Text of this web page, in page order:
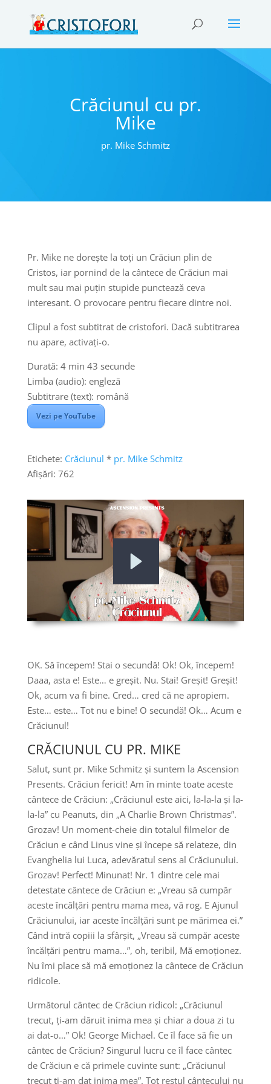
Crăciunul cu pr.
Mike
pr. Mike Schmitz
Pr. Mike ne dorește la toți un Crăciun plin de
Cristos, iar pornind de la cântece de Crăciun mai
mult sau mai puțin stupide punctează ceva
interesant. O provocare pentru fiecare dintre noi.
Clipul a fost subtitrat de cristofori. Dacă subtitrarea
nu apare, activați-o.
Durată: 4 min 43 secunde
Limba (audio): engleză
Subtitrare (text): română
Vezi pe YouTube
Etichete: Crăciunul * pr. Mike Schmitz
Afișări: 762
OK. Să începem! Stai o secundă! Ok! Ok, începem!
Daaa, asta e! Este… e greșit. Nu. Stai! Greșit! Greșit!
Ok, acum va fi bine. Cred… cred că ne apropiem.
Este… este… Tot nu e bine! O secundă! Ok… Acum e
Crăciunul!
CRĂCIUNUL CU PR. MIKE
Salut, sunt pr. Mike Schmitz și suntem la Ascension
Presents. Crăciun fericit! Am în minte toate aceste
cântece de Crăciun: „Crăciunul este aici, la-la-la și la-
la-la” cu Peanuts, din „A Charlie Brown Christmas”.
Grozav! Un moment-cheie din totalul filmelor de
Crăciun e când Linus vine și începe să relateze, din
Evanghelia lui Luca, adevăratul sens al Crăciunului.
Grozav! Perfect! Minunat! Nr. 1 dintre cele mai
detestate cântece de Crăciun e: „Vreau să cumpăr
aceste încălțări pentru mama mea, vă rog. E Ajunul
Crăciunului, iar aceste încălțări sunt pe mărimea ei.”
Când intră copiii la sfârșit, „Vreau să cumpăr aceste
încălțări pentru mama…”, oh, teribil, Mă emoționez.
Nu îmi place să mă emoționez la cântece de Crăciun
ridicole.
Următorul cântec de Crăciun ridicol: „Crăciunul
trecut, ți-am dăruit inima mea și chiar a doua zi tu
ai dat-o…” Ok! George Michael. Ce îl face să fie un
cântec de Crăciun? Singurul lucru ce îl face cântec
de Crăciun e că primele cuvinte sunt: „Crăciunul
trecut ți-am dat inima mea”. Tot restul cântecului nu